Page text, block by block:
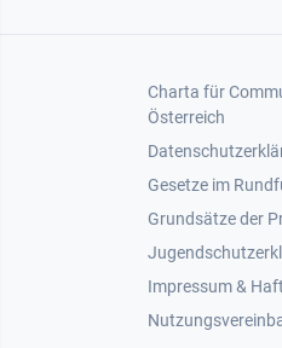
Footer 1
Charta für
Österreich
Gesetze im
Grundsätze der
Impressum &